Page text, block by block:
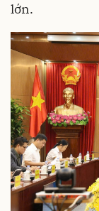
lớn.